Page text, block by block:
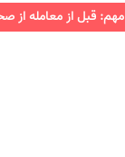
مهم: قبل از معامله